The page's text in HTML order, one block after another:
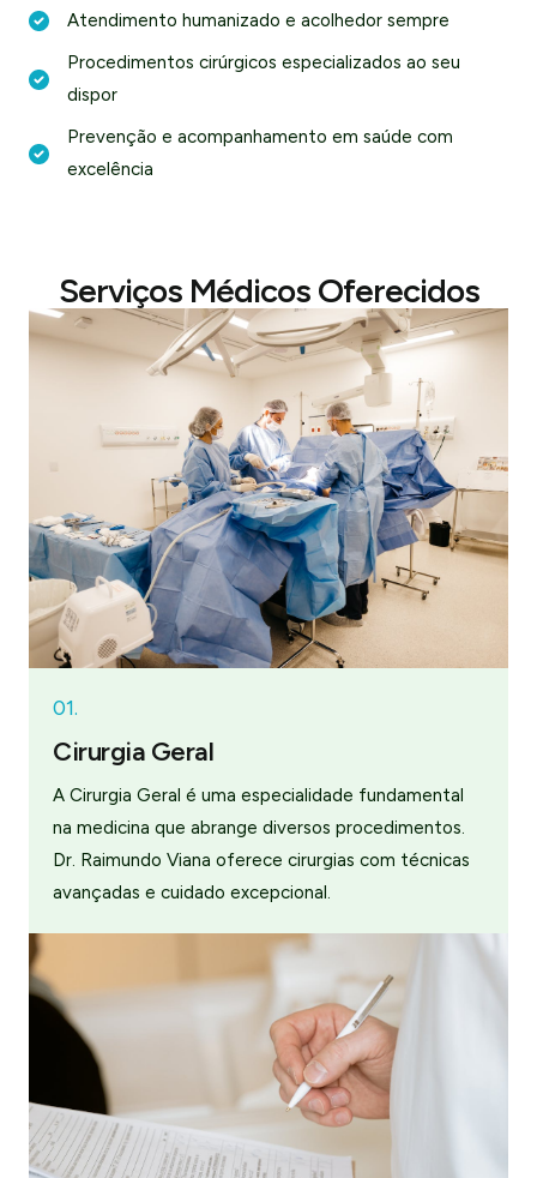
Atendimento humanizado e acolhedor sempre
Procedimentos cirúrgicos especializados ao seu
dispor
Prevenção e acompanhamento em saúde com
excelência
Serviços Médicos Oferecidos
01.
Cirurgia Geral
A Cirurgia Geral é uma especialidade fundamental
na medicina que abrange diversos procedimentos.
Dr. Raimundo Viana oferece cirurgias com técnicas
avançadas e cuidado excepcional.